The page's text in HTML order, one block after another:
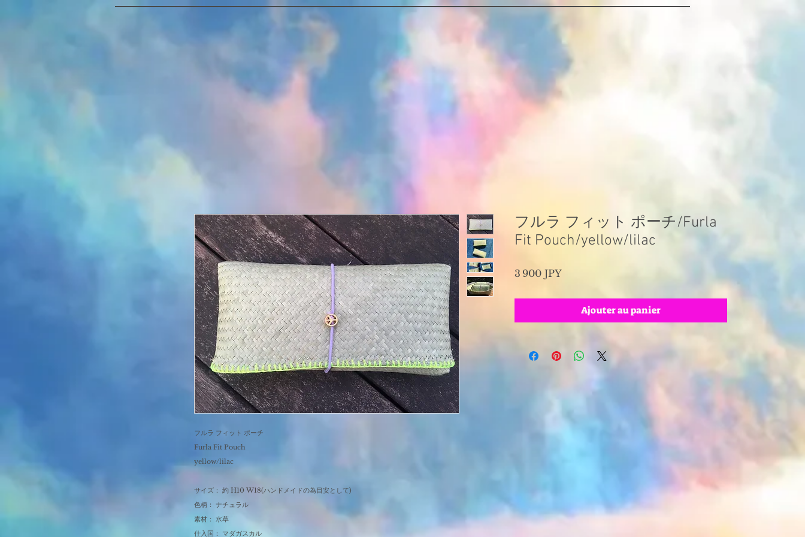
フルラ フィット ポーチ
Furla Fit Pouch
yellow/lilac
サイズ： 約 H10 W18(ハンドメイドの為目安として)
色柄： ナチュラル
素材： 水草
仕入国： マダガスカル
フルラ フィット ポーチ/Furla
Fit Pouch/yellow/lilac
3 900 JPYPrix
Ajouter au panier